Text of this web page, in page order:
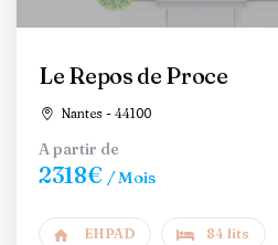
Le Repos de Proce
Nantes - 44100
A partir de
2318€ / Mois
EHPAD 84 lits